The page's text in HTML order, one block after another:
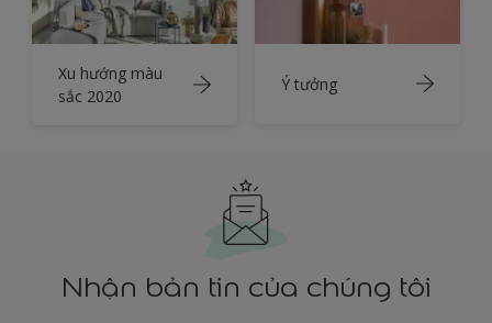
Xu hướng màu
sắc 2020
Ý tưởng
Nhận bản tin của chúng tôi